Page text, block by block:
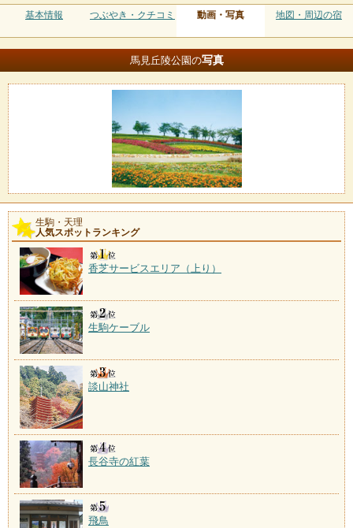
基本情報 つぶやき・クチコミ 動画・写真 地図・周辺の宿
馬見丘陵公園の写真
生駒・天理
人気スポットランキング
香芝サービスエリア（上り）
生駒ケーブル
談山神社
長谷寺の紅葉
飛鳥